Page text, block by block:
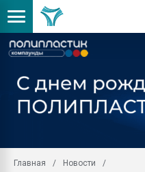
Главная
Новости